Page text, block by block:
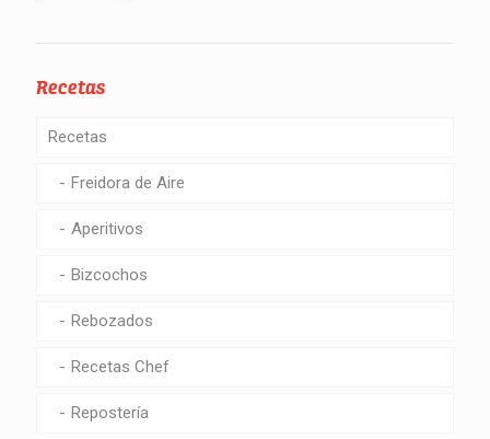
Recetas
Recetas
Freidora de Aire
Aperitivos
Bizcochos
Rebozados
Recetas Chef
Repostería